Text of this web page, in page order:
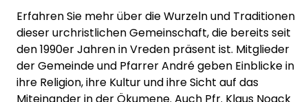
Erfahren Sie mehr über die Wurzeln und Traditionen
dieser urchristlichen Gemeinschaft, die bereits seit
den 1990er Jahren in Vreden präsent ist. Mitglieder
der Gemeinde und Pfarrer André geben Einblicke in
ihre Religion, ihre Kultur und ihre Sicht auf das
Miteinander in der Ökumene. Auch Pfr. Klaus Noack